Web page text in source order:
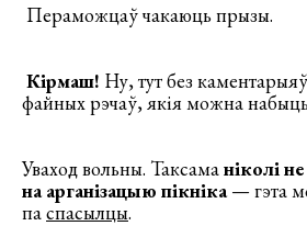
Пераможцаў чакаюць прызы.
Кірмаш! Ну, тут без
файных рэчаў, якія можна
Уваход вольны. Таксаманіколі
на арганізацыю пікніка— гэта
паспасылцы.